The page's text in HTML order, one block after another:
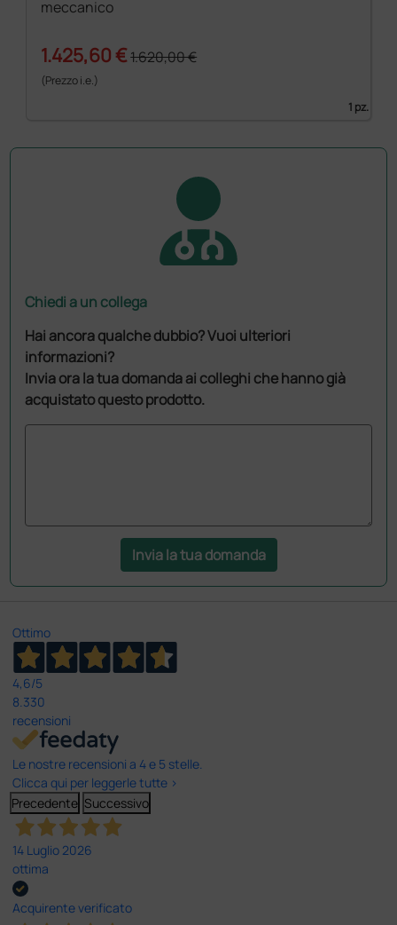
meccanico
1.425,60 €1.620,00 €
(Prezzo i.e.)
1 pz.
Chiedi a un collega
Hai ancora qualche dubbio? Vuoi ulteriori
informazioni?
Invia ora la tua domanda ai colleghi che hanno già
acquistato questo prodotto.
Invia la tua domanda
Ottimo
4,6/5
8.330
recensioni
Le nostre recensioni a 4 e 5 stelle.
Clicca qui per leggerle tutte >
Precedente Successivo
14 Luglio 2026
ottima
Acquirente verificato